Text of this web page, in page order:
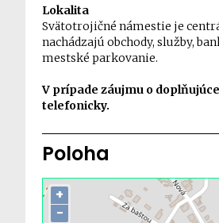
Lokalita
Svätotrojičné námestie je
nachádzajú obchody, služby,
mestské parkovanie.
V prípade záujmu o
telefonicky.
Poloha
+
−